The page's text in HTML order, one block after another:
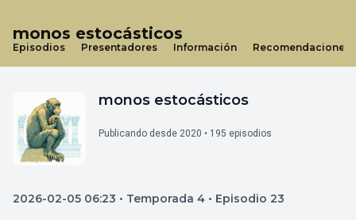
monos estocásticos
Episodios Presentadores Información Recomendaciones
monos estocásticos
Publicando desde 2020 • 195 episodios
2026-02-05 06:23 • Temporada 4 • Episodio 23